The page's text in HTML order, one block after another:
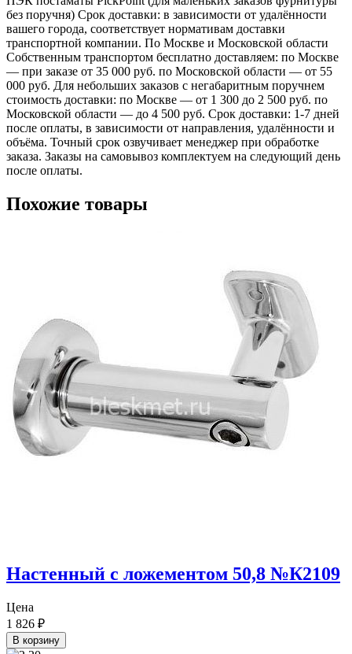
без поручня) Срок доставки: в зависимости от удалённости
вашего города, соответствует нормативам доставки
транспортной компании. По Москве и Московской области
Собственным транспортом бесплатно доставляем: по Москве
— при заказе от 35 000 руб. по Московской области — от 55
000 руб. Для небольших заказов с негабаритным поручнем
стоимость доставки: по Москве — от 1 300 до 2 500 руб. по
Московской области — до 4 500 руб. Срок доставки: 1-7 дней
после оплаты, в зависимости от направления, удалённости и
объёма. Точный срок озвучивает менеджер при обработке
заказа. Заказы на самовывоз комплектуем на следующий день
после оплаты.
Похожие товары
Настенный с ложементом 50,8 №К2109
Цена
1 826 ₽
В корзину